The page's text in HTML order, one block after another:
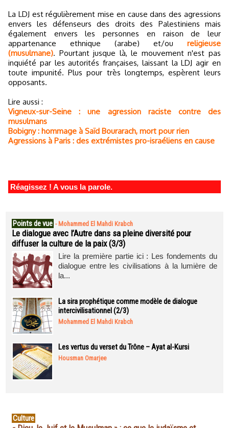
La LDJ est régulièrement mise en cause dans des agressions
envers les défenseurs des droits des Palestiniens mais
également envers les personnes en raison de leur
appartenance ethnique (arabe) et/ou religieuse
(musulmane). Pourtant jusque là, le mouvement n'est pas
inquiété par les autorités françaises, laissant la LDJ agir en
toute impunité. Plus pour très longtemps, espèrent leurs
opposants.
Lire aussi :
Vigneux-sur-Seine : une agression raciste contre des
musulmans
Bobigny : hommage à Saïd Bourarach, mort pour rien
Agressions à Paris : des extrémistes pro-israéliens en cause
Réagissez ! A vous la parole.
Points de vue - Mohammed El Mahdi Krabch
Le dialogue avec l’Autre dans sa pleine diversité pour
diffuser la culture de la paix (3/3)
Lire la première partie ici : Les fondements du
dialogue entre les civilisations à la lumière de
la...
La sira prophétique comme modèle de dialogue
intercivilisationnel (2/3)
Mohammed El Mahdi Krabch
Les vertus du verset du Trône – Ayat al-Kursi
Housman Omarjee
Culture